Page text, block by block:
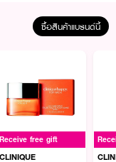
กซึมสู่ผิวได้อย่างมี
Hydrator ทั่ว
ซื้อสินค้าแบรนด์นี้
Receive free gift
CLINIQUE